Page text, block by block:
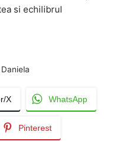
si echilibrul
Daniela
X WhatsApp
Pinterest